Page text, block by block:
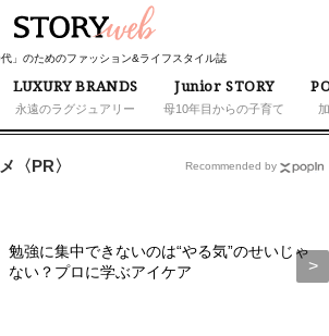
代」のためのファッション&ライフスタイル誌
LUXURY BRANDS
永遠のラグジュアリー
Junior STORY
母10年目からの子育て
〈PR〉
勉強に集中できないのは“やる気”のせいじゃ
ない？プロに学ぶアイケア
Recommended by